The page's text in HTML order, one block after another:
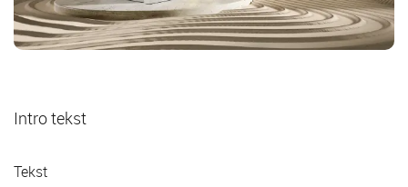
Intro tekst
Tekst